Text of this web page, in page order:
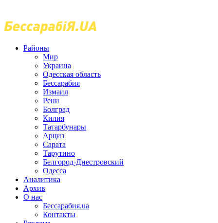
Районы
Мир
Украина
Одесская область
Бессарабия
Измаил
Рени
Болград
Килия
Татарбунары
Арциз
Сарата
Тарутино
Белгород-Днестровский
Одесса
Аналитика
Архив
О нас
Бессарабия.ua
Контакты